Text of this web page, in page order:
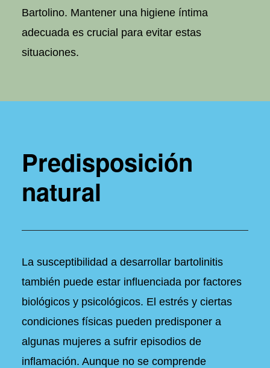
Bartolino. Mantener una higiene íntima
adecuada es crucial para evitar estas
situaciones.
Predisposición
natural
La susceptibilidad a desarrollar bartolinitis
también puede estar influenciada por factores
biológicos y psicológicos. El estrés y ciertas
condiciones físicas pueden predisponer a
algunas mujeres a sufrir episodios de
inflamación. Aunque no se comprende